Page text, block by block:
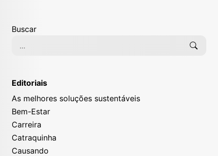
Buscar
Editoriais
As melhores soluções sustentáveis
Bem-Estar
Carreira
Catraquinha
Causando